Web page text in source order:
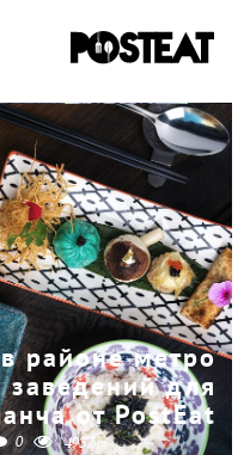
районе метро
заведений для
от PostEat
0 4937